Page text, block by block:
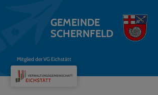
GEMEINDE
SCHERNFELD
Mitglied der VG Eichstätt